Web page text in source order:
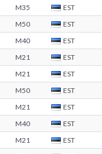
M35 EST
M50 EST
M40 EST
M21 EST
M21 EST
M50 EST
M21 EST
M40 EST
M21 EST